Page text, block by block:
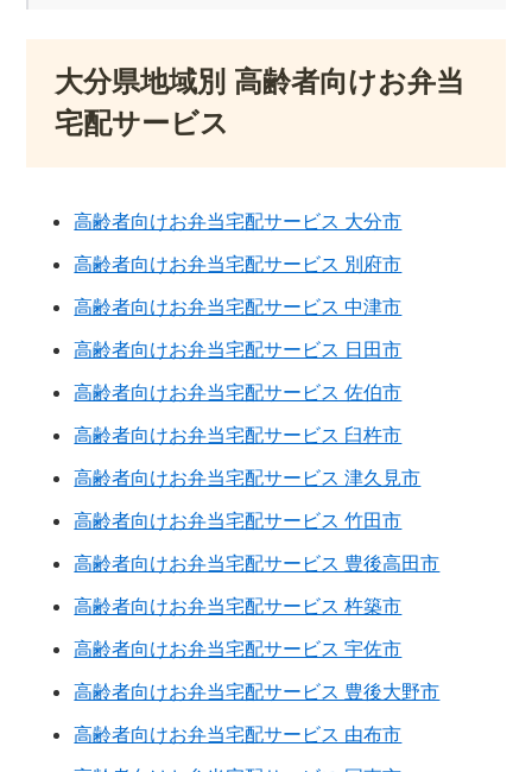
大分県地域別 高齢者向けお弁当
宅配サービス
高齢者向けお弁当宅配サービス 大分市
高齢者向けお弁当宅配サービス 別府市
高齢者向けお弁当宅配サービス 中津市
高齢者向けお弁当宅配サービス 日田市
高齢者向けお弁当宅配サービス 佐伯市
高齢者向けお弁当宅配サービス 臼杵市
高齢者向けお弁当宅配サービス 津久見市
高齢者向けお弁当宅配サービス 竹田市
高齢者向けお弁当宅配サービス 豊後高田市
高齢者向けお弁当宅配サービス 杵築市
高齢者向けお弁当宅配サービス 宇佐市
高齢者向けお弁当宅配サービス 豊後大野市
高齢者向けお弁当宅配サービス 由布市